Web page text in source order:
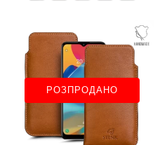
РОЗПРОДАНО